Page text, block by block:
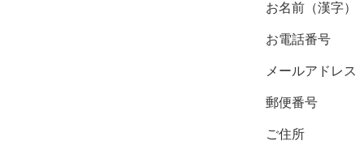
お名前（漢字）
お電話番号
メールアドレス
郵便番号
ご住所